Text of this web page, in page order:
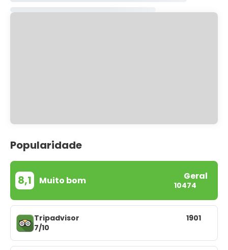
Popularidade
8,1 Muito bom Geral
10474
Tripadvisor
7/10
1901